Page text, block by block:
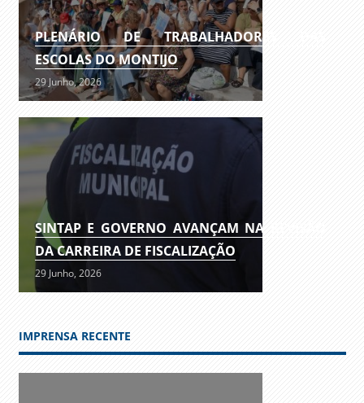
PLENÁRIO DE TRABALHADORES DAS
ESCOLAS DO MONTIJO
29 Junho, 2026
SINTAP E GOVERNO AVANÇAM NA REVISÃO
DA CARREIRA DE FISCALIZAÇÃO
29 Junho, 2026
IMPRENSA RECENTE